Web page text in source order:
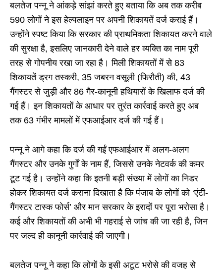
बलतेज पन्नू ने आंकड़े सांझां करते हुए बताया कि अब तक करीब
590 लोगों ने इस हेल्पलाइन पर अपनी शिकायतें दर्ज कराई हैं।
उन्होंने स्पष्ट किया कि सरकार की प्राथमिकता शिकायत करने वाले
की सुरक्षा है, इसलिए जानकारी देने वाले हर व्यक्ति का नाम पूरी
तरह से गोपनीय रखा जा रहा है। मिली शिकायतों में से 83
शिकायतें ड्रग तस्करी, 35 जबरन वसूली (फिरौती) की, 43
गैंगस्टर से जुड़ी और 86 गैर-कानूनी हथियारों के खिलाफ दर्ज की
गई हैं। इन शिकायतों के आधार पर तुरंत कार्रवाई करते हुए अब
तक 63 गंभीर मामलों में एफआईआर दर्ज की गई हैं।
पन्नू ने आगे कहा कि दर्ज की गईं एफआईआर में अलग-अलग
गैंगस्टर और उनके गुर्गों के नाम हैं, जिससे उनके नेटवर्क की कमर
टूट गई है। उन्होंने कहा कि इतनी बड़ी संख्या में लोगों का निडर
होकर शिकायत दर्ज कराना दिखाता है कि पंजाब के लोगों को ‘एंटी-
गैंगस्टर टास्क फोर्स’ और मान सरकार के इरादों पर पूरा भरोसा है।
कई और शिकायतों की अभी भी गहराई से जांच की जा रही है, जिन
पर जल्द ही कानूनी कार्रवाई की जाएगी।
बलतेज पन्नू ने कहा कि लोगों के इसी अटूट भरोसे की वजह से